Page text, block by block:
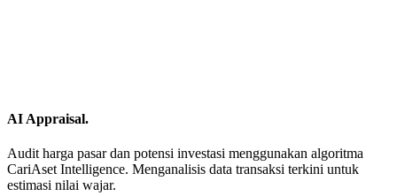
AI Appraisal.
Audit harga pasar dan potensi investasi menggunakan algoritma
CariAset Intelligence. Menganalisis data transaksi terkini untuk
estimasi nilai wajar.